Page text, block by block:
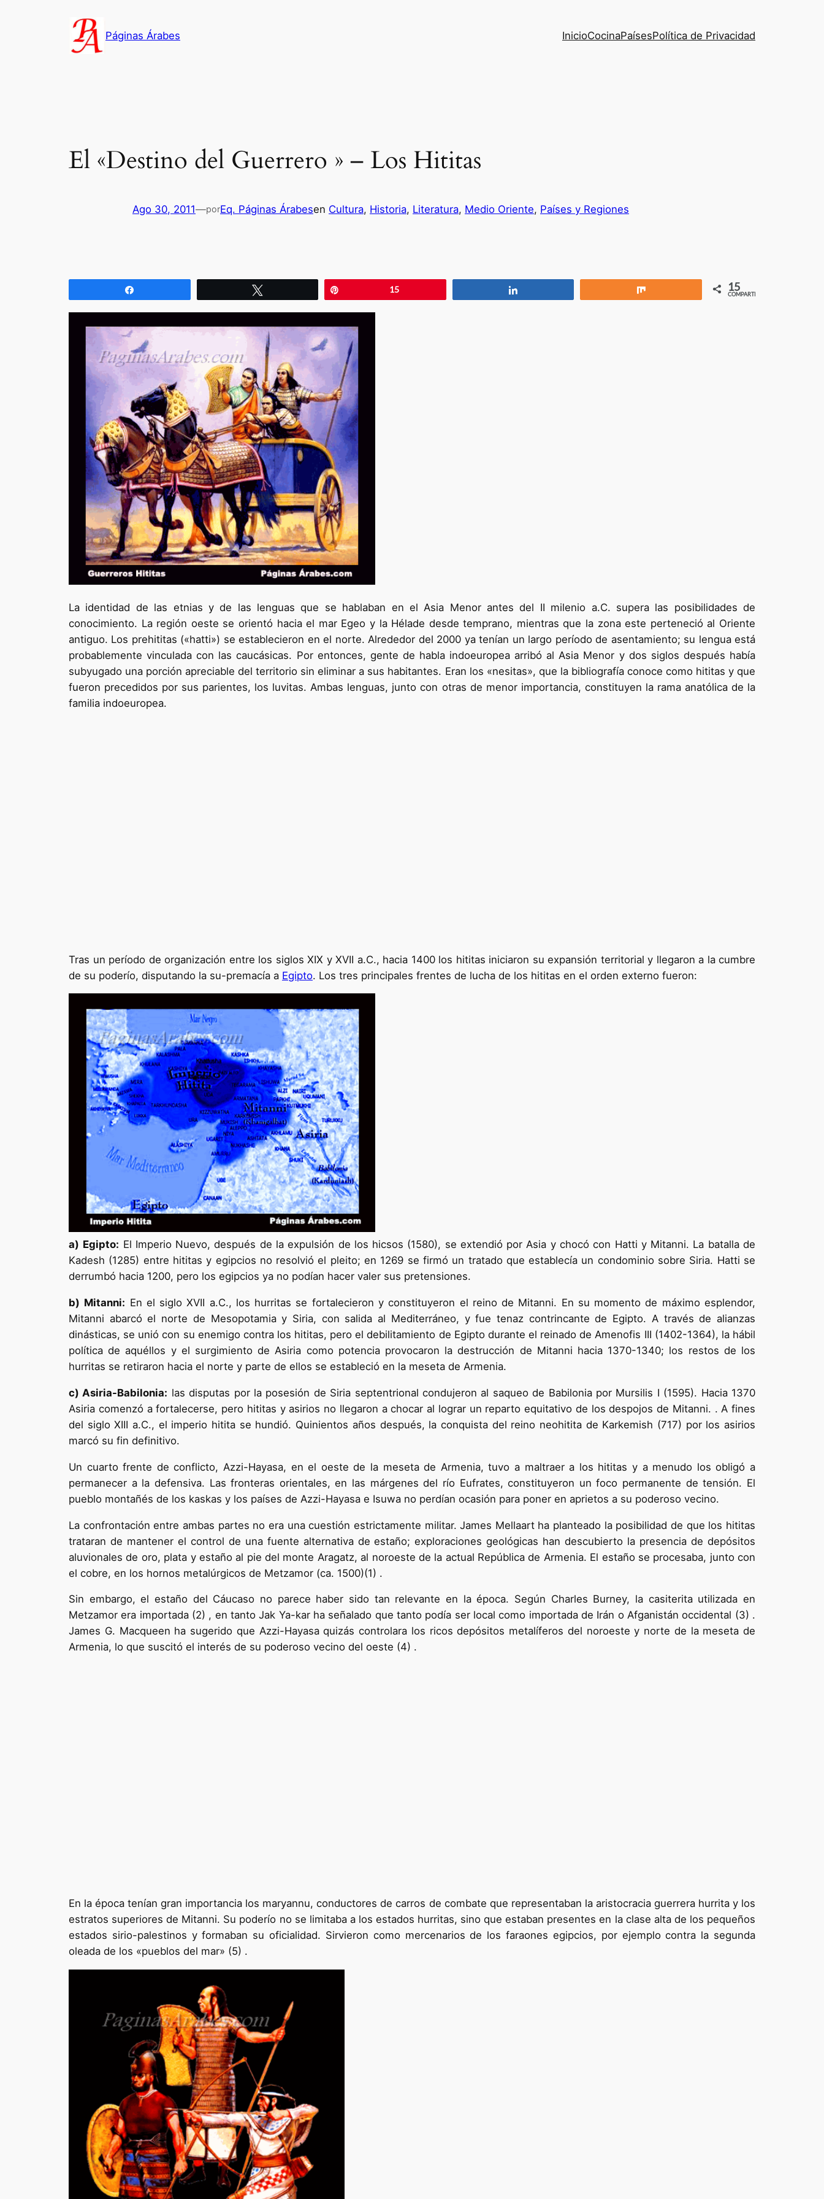
Páginas Árabes InicioCocinaPaísesPolítica de Privacidad
El «Destino del Guerrero » – Los Hititas
Ago 30, 2011—porEq. Páginas Árabesen Cultura, Historia, Literatura, Medio Oriente, Países y Regiones
15 15
COMPARTIR
La identidad de las etnias y de las lenguas que se hablaban en el Asia Menor antes del II milenio a.C. supera las posibilidades de
conocimiento. La región oeste se orientó hacia el mar Egeo y la Hélade desde temprano, mientras que la zona este perteneció al Oriente
antiguo. Los prehititas («hatti») se establecieron en el norte. Alrededor del 2000 ya tenían un largo período de asentamiento; su lengua está
probablemente vinculada con las caucásicas. Por entonces, gente de habla indoeuropea arribó al Asia Menor y dos siglos después había
subyugado una porción apreciable del territorio sin eliminar a sus habitantes. Eran los «nesitas», que la bibliografía conoce como hititas y que
fueron precedidos por sus parientes, los luvitas. Ambas lenguas, junto con otras de menor importancia, constituyen la rama anatólica de la
familia indoeuropea.
Tras un período de organización entre los siglos XIX y XVII a.C., hacia 1400 los hititas iniciaron su expansión territorial y llegaron a la cumbre
de su poderío, disputando la su-premacía a Egipto. Los tres principales frentes de lucha de los hititas en el orden externo fueron:
a) Egipto: El Imperio Nuevo, después de la expulsión de los hicsos (1580), se extendió por Asia y chocó con Hatti y Mitanni. La batalla de
Kadesh (1285) entre hititas y egipcios no resolvió el pleito; en 1269 se firmó un tratado que establecía un condominio sobre Siria. Hatti se
derrumbó hacia 1200, pero los egipcios ya no podían hacer valer sus pretensiones.
b) Mitanni: En el siglo XVII a.C., los hurritas se fortalecieron y constituyeron el reino de Mitanni. En su momento de máximo esplendor,
Mitanni abarcó el norte de Mesopotamia y Siria, con salida al Mediterráneo, y fue tenaz contrincante de Egipto. A través de alianzas
dinásticas, se unió con su enemigo contra los hititas, pero el debilitamiento de Egipto durante el reinado de Amenofis III (1402-1364), la hábil
política de aquéllos y el surgimiento de Asiria como potencia provocaron la destrucción de Mitanni hacia 1370-1340; los restos de los
hurritas se retiraron hacia el norte y parte de ellos se estableció en la meseta de Armenia.
c) Asiria-Babilonia: las disputas por la posesión de Siria septentrional condujeron al saqueo de Babilonia por Mursilis I (1595). Hacia 1370
Asiria comenzó a fortalecerse, pero hititas y asirios no llegaron a chocar al lograr un reparto equitativo de los despojos de Mitanni. . A fines
del siglo XIII a.C., el imperio hitita se hundió. Quinientos años después, la conquista del reino neohitita de Karkemish (717) por los asirios
marcó su fin definitivo.
Un cuarto frente de conflicto, Azzi-Hayasa, en el oeste de la meseta de Armenia, tuvo a maltraer a los hititas y a menudo los obligó a
permanecer a la defensiva. Las fronteras orientales, en las márgenes del río Eufrates, constituyeron un foco permanente de tensión. El
pueblo montañés de los kaskas y los países de Azzi-Hayasa e Isuwa no perdían ocasión para poner en aprietos a su poderoso vecino.
La confrontación entre ambas partes no era una cuestión estrictamente militar. James Mellaart ha planteado la posibilidad de que los hititas
trataran de mantener el control de una fuente alternativa de estaño; exploraciones geológicas han descubierto la presencia de depósitos
aluvionales de oro, plata y estaño al pie del monte Aragatz, al noroeste de la actual República de Armenia. El estaño se procesaba, junto con
el cobre, en los hornos metalúrgicos de Metzamor (ca. 1500)(1) .
Sin embargo, el estaño del Cáucaso no parece haber sido tan relevante en la época. Según Charles Burney, la casiterita utilizada en
Metzamor era importada (2) , en tanto Jak Ya-kar ha señalado que tanto podía ser local como importada de Irán o Afganistán occidental (3) .
James G. Macqueen ha sugerido que Azzi-Hayasa quizás controlara los ricos depósitos metalíferos del noroeste y norte de la meseta de
Armenia, lo que suscitó el interés de su poderoso vecino del oeste (4) .
En la época tenían gran importancia los maryannu, conductores de carros de combate que representaban la aristocracia guerrera hurrita y los
estratos superiores de Mitanni. Su poderío no se limitaba a los estados hurritas, sino que estaban presentes en la clase alta de los pequeños
estados sirio-palestinos y formaban su oficialidad. Sirvieron como mercenarios de los faraones egipcios, por ejemplo contra la segunda
oleada de los «pueblos del mar» (5) .